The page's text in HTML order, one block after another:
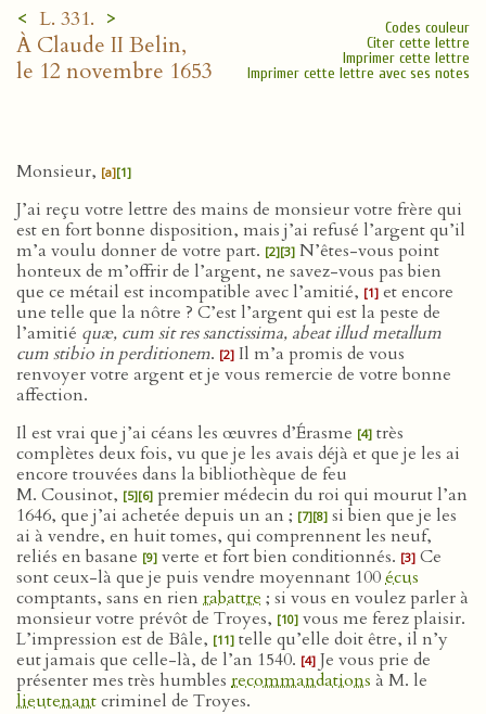
< L. 331. >
À Claude II Belin,
le 12 novembre 1653
Codes couleur
Citer cette lettre
Imprimer cette lettre
Imprimer cette lettre avec ses notes
Monsieur, [a][1]
J’ai reçu votre lettre des mains de monsieur votre frère qui
est en fort bonne disposition, mais j’ai refusé l’argent qu’il
m’a voulu donner de votre part. [2][3] N’êtes-vous point
honteux de m’offrir de l’argent, ne savez-vous pas bien
que ce métail est incompatible avec l’amitié, [1] et encore
une telle que la nôtre ? C’est l’argent qui est la peste de
l’amitié quæ, cum sit res sanctissima, abeat illud metallum
cum stibio in perditionem. [2] Il m’a promis de vous
renvoyer votre argent et je vous remercie de votre bonne
affection.
Il est vrai que j’ai céans les œuvres d’Érasme [4] très
complètes deux fois, vu que je les avais déjà et que je les ai
encore trouvées dans la bibliothèque de feu
M. Cousinot, [5][6] premier médecin du roi qui mourut l’an
1646, que j’ai achetée depuis un an ; [7][8] si bien que je les
ai à vendre, en huit tomes, qui comprennent les neuf,
reliés en basane [9] verte et fort bien conditionnés. [3] Ce
sont ceux-là que je puis vendre moyennant 100écus
comptants, sans en rien rabattre ; si vous en voulez parler à
monsieur votre prévôt de Troyes, [10] vous me ferez plaisir.
L’impression est de Bâle, [11] telle qu’elle doit être, il n’y
eut jamais que celle-là, de l’an 1540. [4] Je vous prie de
présenter mes très humbles recommandations à M. le
lieutenantcriminel de Troyes.